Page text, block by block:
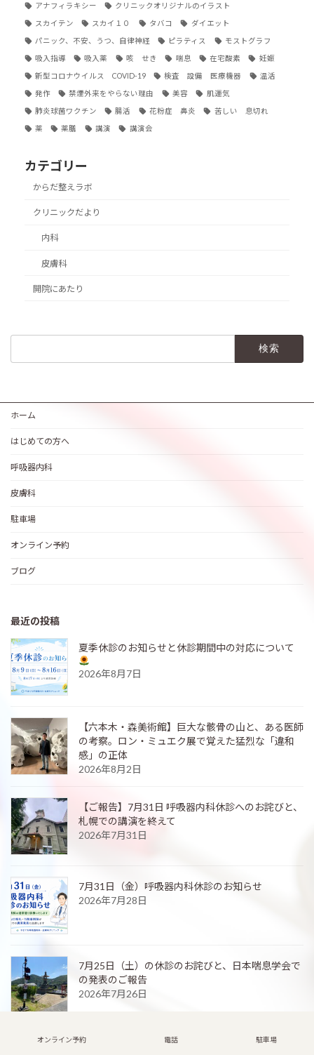
アナフィラキシー クリニックオリジナルのイラスト
スカイテン スカイ１０ タバコ ダイエット
パニック、不安、うつ、自律神経 ピラティス モストグラフ
吸入指導 吸入薬 咳 せき 喘息 在宅酸素 妊娠
新型コロナウイルス COVID-19 検査 設備 医療機器 温活
発作 禁煙外来をやらない理由 美容 肌運気
肺炎球菌ワクチン 腸活 花粉症 鼻炎 苦しい 息切れ
薬 薬膳 講演 講演会
カテゴリー
からだ整えラボ
クリニックだより
内科
皮膚科
開院にあたり
ホーム
はじめての方へ
呼吸器内科
皮膚科
駐車場
オンライン予約
ブログ
最近の投稿
夏季休診のお知らせと休診期間中の対応について
2026年8月7日
【六本木・森美術館】巨大な骸骨の山と、ある医師
の考察。ロン・ミュエク展で覚えた猛烈な「違和
感」の正体
2026年8月2日
【ご報告】7月31日 呼吸器内科休診へのお詫びと、
札幌での講演を終えて
2026年7月31日
7月31日（金）呼吸器内科休診のお知らせ
2026年7月28日
7月25日（土）の休診のお詫びと、日本喘息学会で
の発表のご報告
2026年7月26日
オンライン予約 電話 駐車場